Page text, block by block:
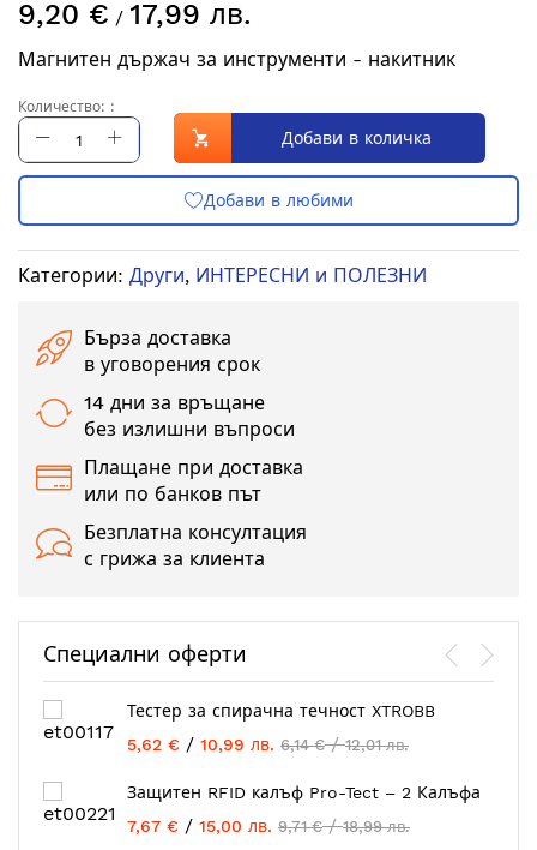
към
на
със
снимки
9,20 € / 17,99 лв.
Магнитен държач за инструменти - накитник
Количество: :
Добави в количка
Категории: Други, ИНТЕРЕСНИ и ПОЛЕЗНИ
Бърза доставка
в уговорения срок
14 дни за връщане
без излишни въпроси
Плащане при доставка
или по банков път
Безплатна консултация
с грижа за клиента
Специални оферти
Тестер за спирачна течност XTROBB
5,62 € / 10,99 лв. 6,14 €/12,01 лв.
Защитен RFID калъф Pro-Tect – 2 Калъфа
7,67 € / 15,00 лв. 9,71 €/18,99 лв.